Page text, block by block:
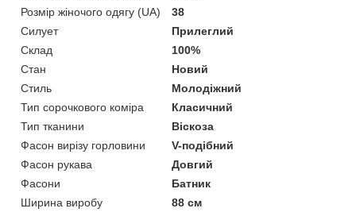
Розмір жіночого одягу (UA)
38
Силует
Прилеглий
Склад
100%
Стан
Новий
Стиль
Молодіжний
Тип сорочкового коміра
Класичний
Тип тканини
Віскоза
Фасон вирізу горловини
V-подібний
Фасон рукава
Довгий
Фасони
Батник
Ширина виробу
88 см